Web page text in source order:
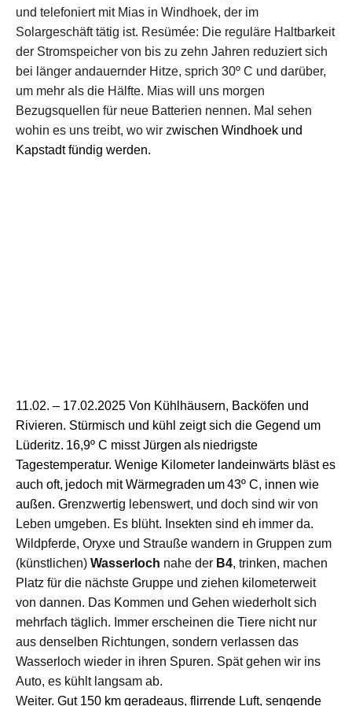
und telefoniert mit Mias in Windhoek, der im
Solargeschäft tätig ist. Resümée: Die reguläre Haltbarkeit
der Stromspeicher von bis zu zehn Jahren reduziert sich
bei länger andauernder Hitze, sprich 30º C und darüber,
um mehr als die Hälfte. Mias wi
uns morgen
Bezugsquellen für neue Batterien nennen. Mal sehen
wohin es uns treibt, wo wir zwischen Windhoek und
Kapstadt fündig werden.
11.02. – 17.02.2025 Von Kühlhäusern, Backöfen und
Rivieren. Stürmisch und kühl zeigt sich die Gegend um
Lüderitz. 16,9º C misst Jürgen als niedrigste
Tagestemperatur. Wenige Kilometer landeinwärts bläst es
auch oft, jedoch mitWärmegraden um43º C, innen wie
außen. Grenzwertig lebenswert, und doch sind wir von
Leben umgeben. Es blüht. Insekten sind eh immer da.
Wildpferde, Oryxe und Strauße wandern in Gruppen zum
(künstlichen) Wasserloch nahe der B4, trinken, machen
Platz für die nächste Gruppe und ziehen kilometerweit
von dannen. Das Kommen und Gehen wiederholt sich
mehrfach täglich. Immer erscheinen die Tiere nicht nur
aus denselben Richtungen, sondern verlassen das
Wasserloch wieder in ihren Spuren. Spät gehen wir ins
Auto, es kühlt langsam ab.
Weiter. Gut150 km geradeaus, flirrende Luft, sengende